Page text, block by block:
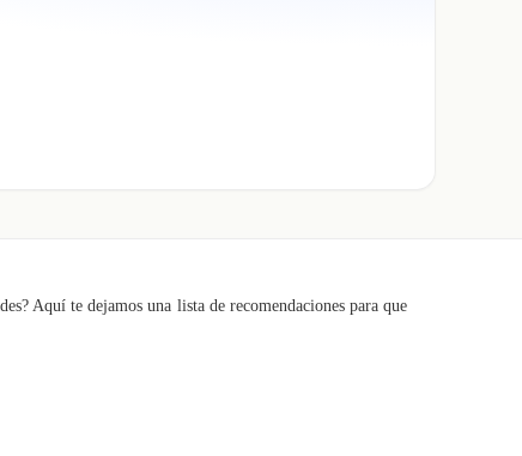
Aquí te dejamos una lista de recomendaciones para que